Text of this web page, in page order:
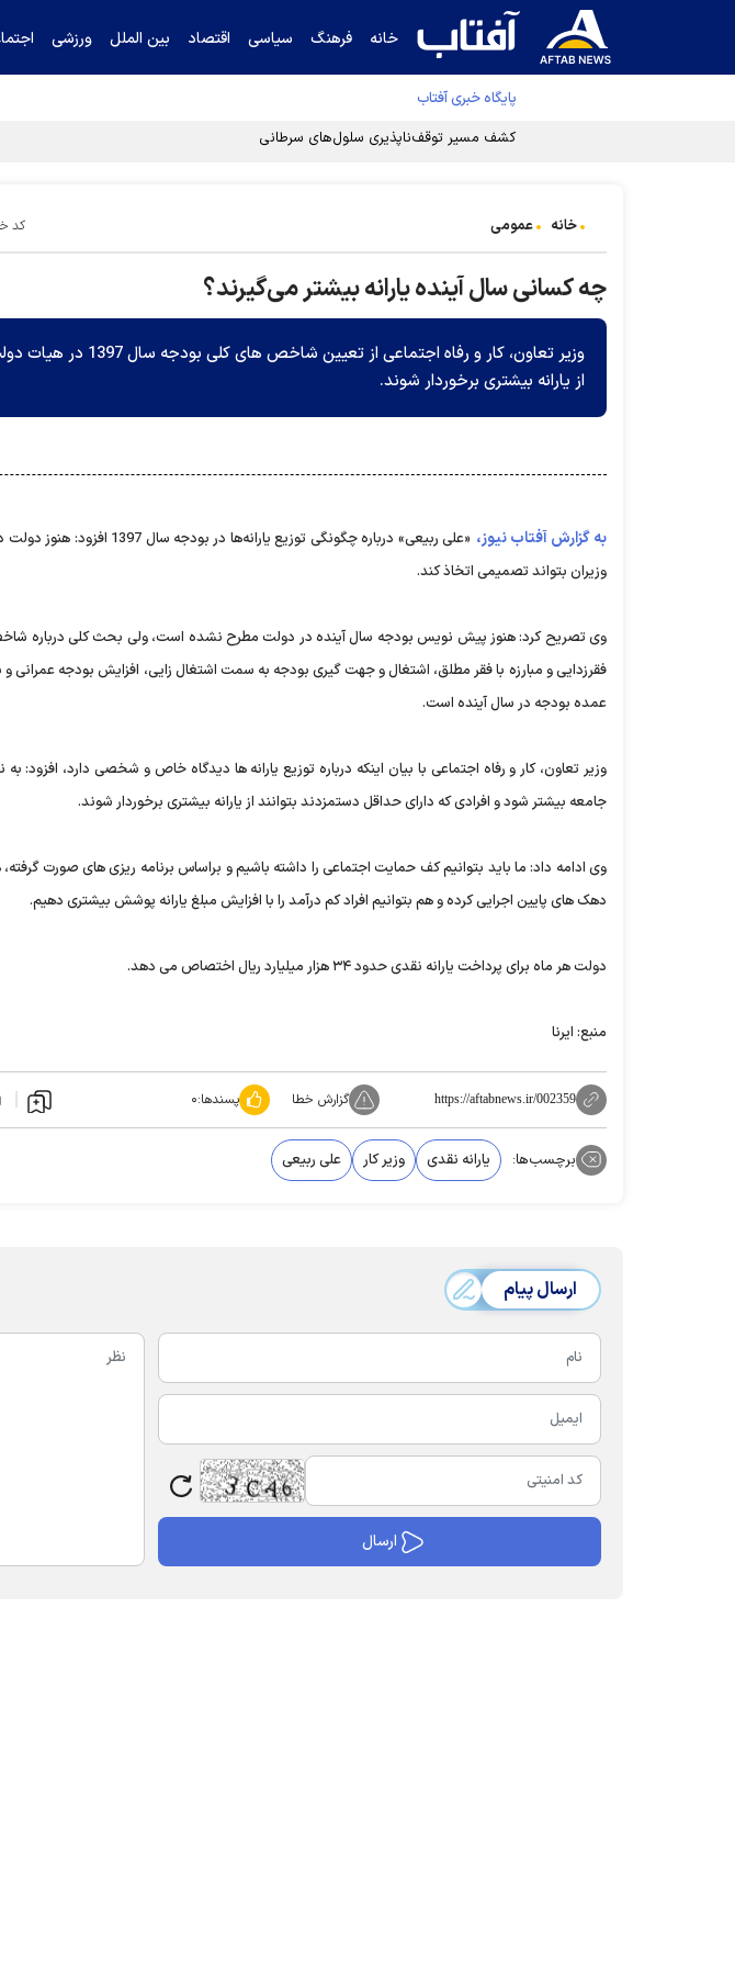
خانه فرهنگ سیاسی اقتصاد بین الملل ورزشی
پایگاه خبری آفتاب
کشف مسیر توقف‌ناپذیری سلول‌های سرطانی
خانه عمومی کد
چه کسانی سال آینده یارانه بیشتر می‌گیرند؟
وزیر تعاون، کار و رفاه
از یارانه بیشتری برخوردار شوند.
به گزارش آفتاب نیوز،
«علی ربیعی» درباره چگونگی
وزیران بتواند تصمیمی اتخاذ کند.
وی تصریح کرد: هنوز پیش نویس بودجه سال آینده در دولت مطرح نشده است، ولی بحث کلی درباره
فقرزدایی و مبارزه با فقر مطلق، اشتغال و جهت گیری بودجه به سمت اشتغال زایی، افزایش بودجه
عمده بودجه در سال آینده است.
وزیر تعاون، کار و رفاه اجتماعی با بیان اینکه درباره توزیع یارانه ها دیدگاه خاص و شخصی دارد، افزود:
جامعه بیشتر شود و افرادی که دارای حداقل دستمزدند بتوانند از یارانه بیشتری برخوردار شوند.
دهک های پایین اجرایی کرده و هم بتوانیم افراد کم درآمد را با افزایش مبلغ یارانه پوشش بیشتری دهیم.
دولت هر ماه برای پرداخت یارانه نقدی حدود ۳۴ هزار میلیارد ریال اختصاص می دهد.
منبع: ایرنا
https://aftabnews.ir/002359 گزارش خطا پسندها:۰
برچسب‌ها: یارانه نقدی وزیر کار علی ربیعی
ارسال پیام